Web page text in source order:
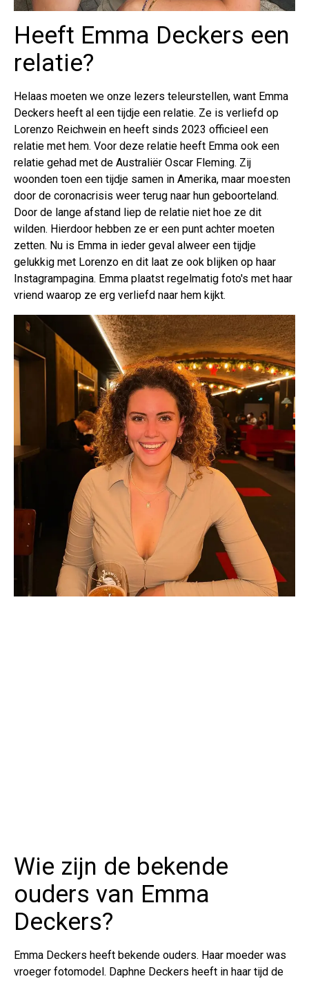
Heeft Emma Deckers een
relatie?
Helaas moeten we onze lezers teleurstellen, want Emma
Deckers heeft al een tijdje een relatie. Ze is verliefd op
Lorenzo Reichwein en heeft sinds 2023 officieel een
relatie met hem. Voor deze relatie heeft Emma ook een
relatie gehad met de Australiër Oscar Fleming. Zij
woonden toen een tijdje samen in Amerika, maar moesten
door de coronacrisis weer terug naar hun geboorteland.
Door de lange afstand liep de relatie niet hoe ze dit
wilden. Hierdoor hebben ze er een punt achter moeten
zetten. Nu is Emma in ieder geval alweer een tijdje
gelukkig met Lorenzo en dit laat ze ook blijken op haar
Instagrampagina. Emma plaatst regelmatig foto's met haar
vriend waarop ze erg verliefd naar hem kijkt.
Wie zijn de bekende
ouders van Emma
Deckers?
Emma Deckers heeft bekende ouders. Haar moeder was
vroeger fotomodel. Daphne Deckers heeft in haar tijd de